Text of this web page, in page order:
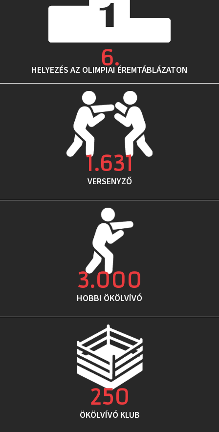
HELYEZÉS AZ OLIMPIAI ÉREMTÁBLÁZATON
6.
VERSENYZŐ
1.631
HOBBI ÖKÖLVÍVÓ
3.000
ÖKÖLVÍVÓ KLUB
250